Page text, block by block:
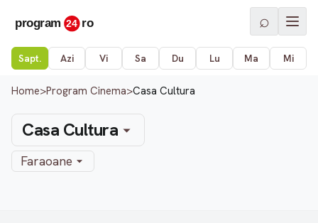
⌕
Sapt. Azi Vi Sa Du Lu Ma Mi
Home>Program Cinema>Casa Cultura
Casa Cultura
Faraoane